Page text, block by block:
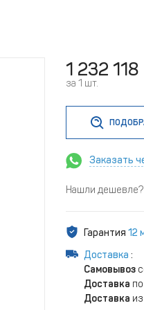
1 232 118
за 1 шт.
Заказать
Нашли
Гарантия 12
Доставка :
Самовывоз
Доставка
Доставка